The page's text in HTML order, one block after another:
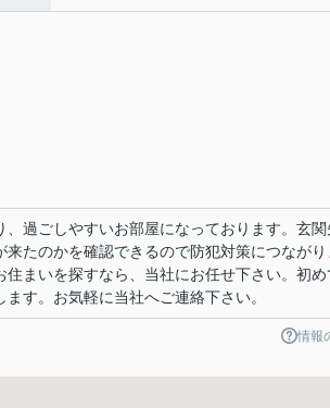
過ごしやすいお部屋になっております。玄関
たのかを確認できるので防犯対策につながり
まいを探すなら、当社にお任せ下さい。初め
す。お気軽に当社へご連絡下さい。
情報